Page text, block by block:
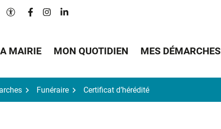
Paramètres d'accessibilité
Lien vers le compte Facebook
Lien vers le compte Instagram
Lien vers le compte Linkedin
MAIRIE MON QUOTIDIEN MES DÉMARCHES
Funéraire Certificat d’hérédité